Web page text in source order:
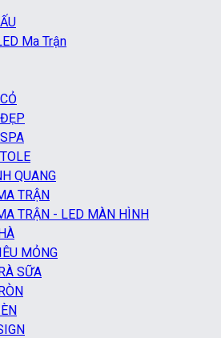
Ma Trận
QUANG
TRẬN
TRẬN - LED MÀN HÌNH
MỎNG
SỮA